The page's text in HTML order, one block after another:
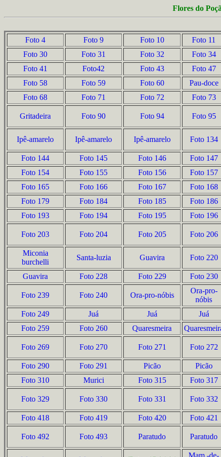
Flores do
Foto 4 Foto 9 Foto 10
Foto 11
Foto 30
Foto 31 Foto 32
Foto 34
Foto 41
Foto42 Foto 43
Foto 47
Foto 58
Foto 59 Foto 60
Pau-doce
Foto 68
Foto 71 Foto 72 Foto 73
Gritadeira Foto 90 Foto 94 Foto 95
Ipê-amarelo Ipê-amarelo Ipê-amarelo Foto 134
Foto 144 Foto 145 Foto 146
Foto 147
Foto 154
Foto 155 Foto 156
Foto 157
Foto 165
Foto 166 Foto 167
Foto 168
Foto 179
Foto 184 Foto 185
Foto 186
Foto 193
Foto 194 Foto 195 Foto 196
Foto 203 Foto 204 Foto 205 Foto 206
Miconia
burchelli
Santa-luzia Guavira Foto 220
Guavira Foto 228 Foto 229 Foto 230
Foto 239 Foto 240 Ora-pro-nóbis
Ora-pro-
nóbis
Foto 249
Juá Juá
Juá
Foto 259
Foto 260 Quaresmeira
Foto 269 Foto 270 Foto 271 Foto 272
Foto 290 Foto 291 Picão
Picão
Foto 310
Murici Foto 315 Foto 317
Foto 329 Foto 330 Foto 331 Foto 332
Foto 418 Foto 419 Foto 420 Foto 421
Foto 492 Foto 493 Paratudo Paratudo
Mam.-de-